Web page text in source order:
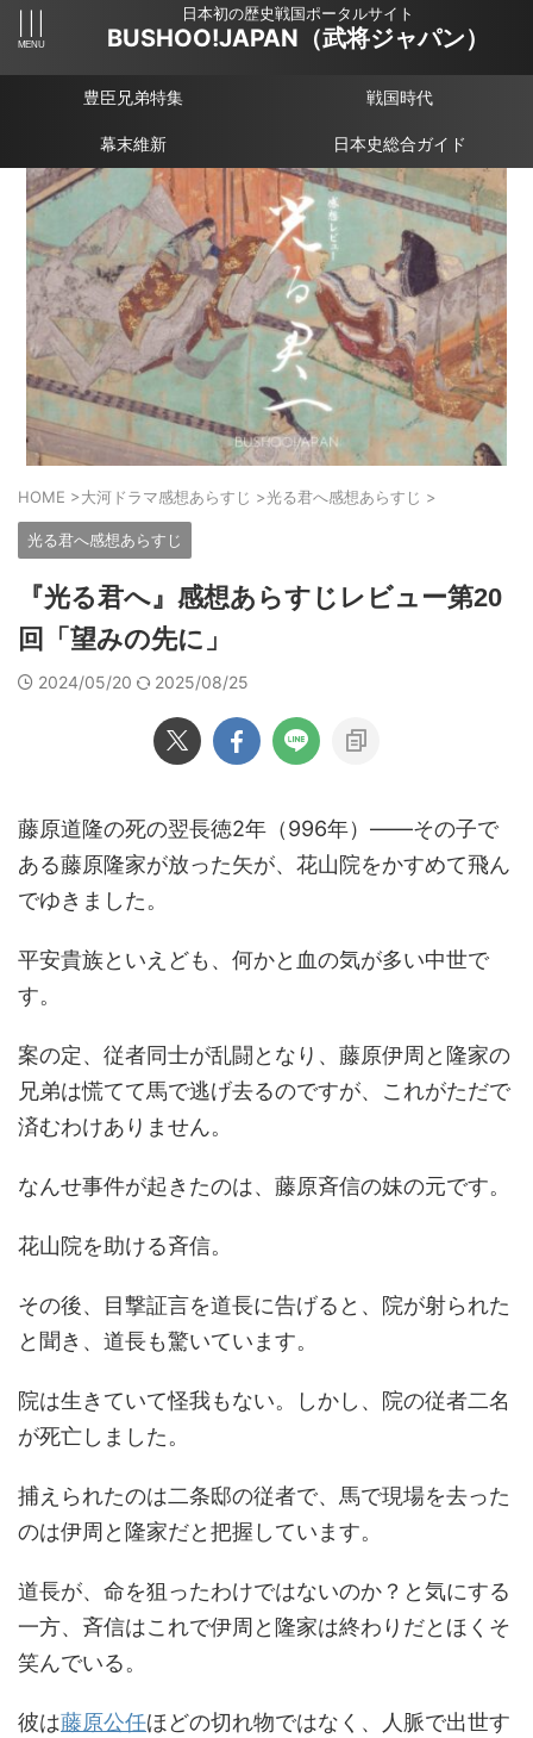
日本初の歴史戦国ポータルサイト
BUSHOO!JAPAN（武将ジャパン）
豊臣兄弟特集 戦国時代
幕末維新 日本史総合ガイド
HOME >大河ドラマ感想あらすじ >光る君へ感想あらすじ >
光る君へ感想あらすじ
『光る君へ』感想あらすじレビュー第20
回「望みの先に」
2024/05/20 2025/08/25
藤原道隆の死の翌長徳2年（996年）――その子で
ある藤原隆家が放った矢が、花山院をかすめて飛ん
でゆきました。
平安貴族といえども、何かと血の気が多い中世で
す。
案の定、従者同士が乱闘となり、藤原伊周と隆家の
兄弟は慌てて馬で逃げ去るのですが、これがただで
済むわけありません。
なんせ事件が起きたのは、藤原斉信の妹の元です。
花山院を助ける斉信。
その後、目撃証言を道長に告げると、院が射られた
と聞き、道長も驚いています。
院は生きていて怪我もない。しかし、院の従者二名
が死亡しました。
捕えられたのは二条邸の従者で、馬で現場を去った
のは伊周と隆家だと把握しています。
道長が、命を狙ったわけではないのか？と気にする
一方、斉信はこれで伊周と隆家は終わりだとほくそ
笑んでいる。
彼は藤原公任ほどの切れ物ではなく、人脈で出世す